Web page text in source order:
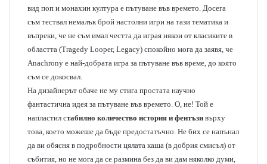
вид поп и монахин култура е пътуване във времето. Досега
съм тествал немалък брой настолни игри на тази тематика и
въпреки, че не съм имал честта да играя някои от класиките в
областта (Tragedy Looper, Legacy) спокойно мога да заявя, че
Anachrony е най-добрата игра за пътуване във време, до която
съм се докосвал.
На дизайнерът обаче не му стига простата научно
фантастична идея за пътуване във времето. О, не! Той е
напластил стабилно количество история и фентъзи върху
това, което можеше да бъде предостатъчно. Не бих се напънал
да ви обясня в подробности цялата каша (в добрия смисъл) от
събития, но не мога да се размина без да ви дам няколко думи,